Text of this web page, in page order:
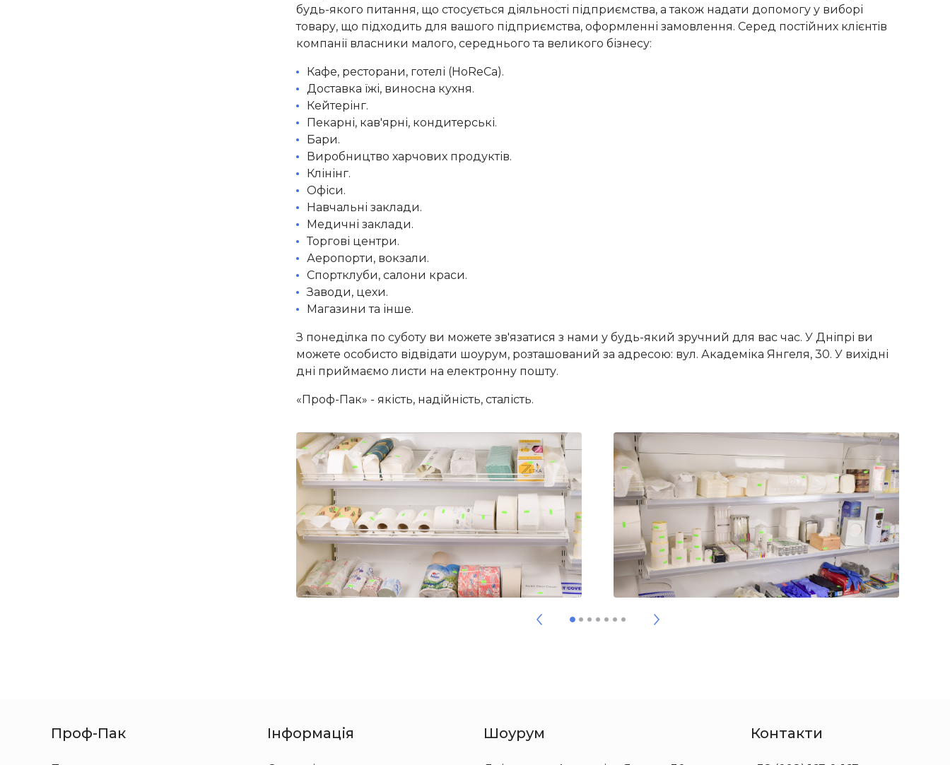
будь-якого питання, що стосується діяльності підприємства, а також надати допомогу у виборі
товару, що підходить для вашого підприємства, оформленні замовлення. Серед постійних клієнтів
компанії власники малого, середнього та великого бізнесу:
Кафе, ресторани, готелі (HoReCa).
Доставка їжі, виносна кухня.
Кейтерінг.
Пекарні, кав'ярні, кондитерські.
Бари.
Виробництво харчових продуктів.
Клінінг.
Офіси.
Навчальні заклади.
Медичні заклади.
Торгові центри.
Аеропорти, вокзали.
Спортклуби, салони краси.
Заводи, цехи.
Магазини та інше.
З понеділка по суботу ви можете зв'язатися з нами у будь-який зручний для вас час. У Дніпрі ви
можете особисто відвідати шоурум, розташований за адресою: вул. Академіка Янгеля, 30. У вихідні
дні приймаємо листи на електронну пошту.
«Проф-Пак» - якість, надійність, сталість.
Проф-Пак Інформація Шоурум Контакти